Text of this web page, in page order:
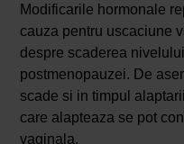
Modificarile hormonale
cauza pentru uscaciune
despre scaderea
postmenopauzei. De
scade si in timpul
care alapteaza se pot
vaginala.